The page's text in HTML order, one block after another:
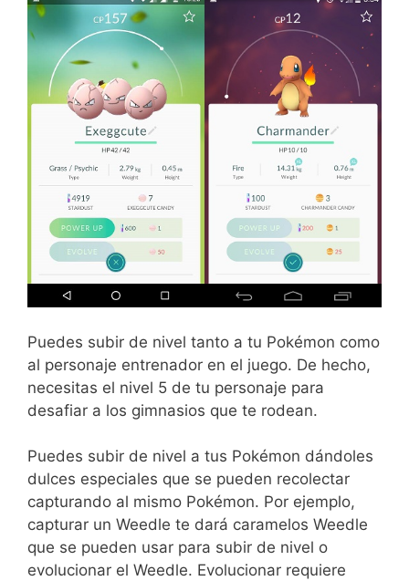
Puedes subir de nivel tanto a tu Pokémon como
al personaje entrenador en el juego. De hecho,
necesitas el nivel 5 de tu personaje para
desafiar a los gimnasios que te rodean.
Puedes subir de nivel a tus Pokémon dándoles
dulces especiales que se pueden recolectar
capturando al mismo Pokémon. Por ejemplo,
capturar un Weedle te dará caramelos Weedle
que se pueden usar para subir de nivel o
evolucionar el Weedle. Evolucionar requiere